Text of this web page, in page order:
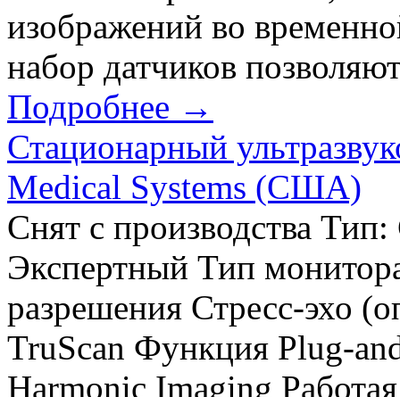
изображений во
набор датчиков
Подробнее →
Стационарный
Medical Systems (США)
Снят с производства
Экспертный Тип
разрешения Стресс-эхо
TruScan Функция Plug-
Harmonic Imaging